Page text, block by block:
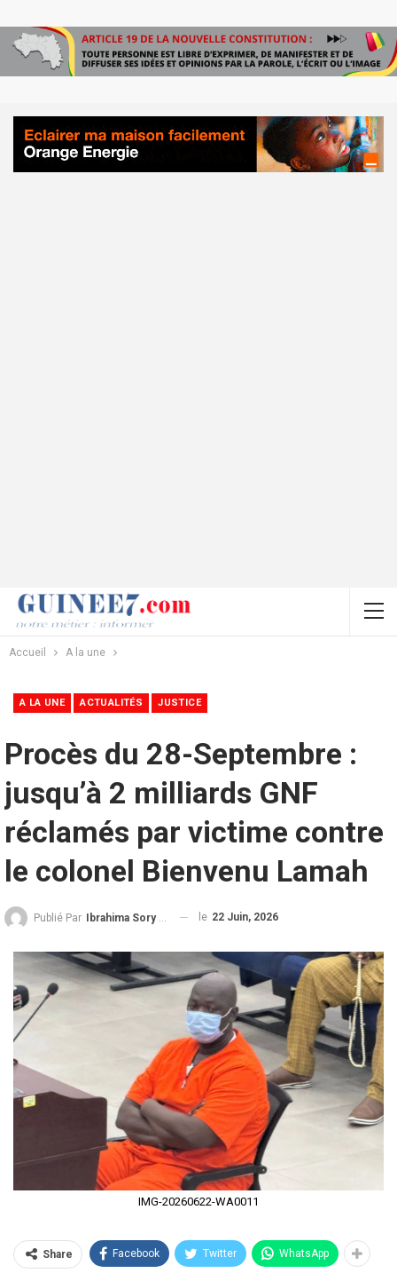
Accueil A la une
A LA UNE ACTUALITÉS JUSTICE
Procès du 28-Septembre :
jusqu’à 2 milliards GNF
réclamés par victime contre
le colonel Bienvenu Lamah
Publié Par Ibrahima Sory Diallo le 22 Juin, 2026
IMG-20260622-WA0011
Share Facebook Twitter WhatsApp